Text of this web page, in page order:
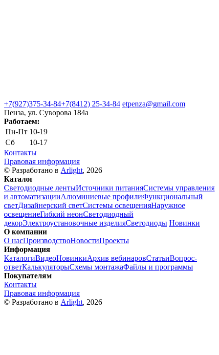
+7(927)375-34-84+7(8412) 25-34-84 etpenza@gmail.com
Пенза, ул. Cуворова 184а
Работаем:
Пн-Пт 10-19
Сб
10-17
Контакты
Правовая информация
© Разработано в Arlight, 2026
Каталог
Светодиодные лентыИсточники питанияСистемы управления
и автоматизацииАлюминиевые профилиФункциональный
светДизайнерский светСистемы освещенияНаружное
освещениеГибкий неонСветодиодный
декорЭлектроустановочные изделияСветодиоды Новинки
О компании
О насПроизводствоНовостиПроекты
Информация
КаталогиВидеоНовинкиАрхив вебинаровСтатьиВопрос-
ответКалькуляторыСхемы монтажаФайлы и программы
Покупателям
Контакты
Правовая информация
© Разработано в Arlight, 2026